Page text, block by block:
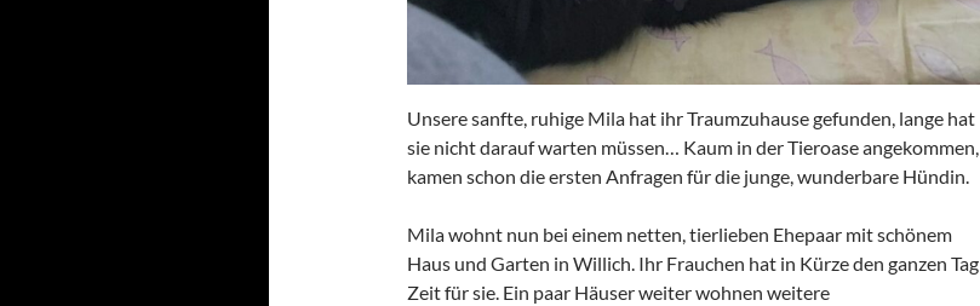
Unsere sanfte, ruhige Mila hat ihr Traumzuhause gefunden, lange hat
sie nicht darauf warten müssen… Kaum in der Tieroase angekommen,
kamen schon die ersten Anfragen für die junge, wunderbare Hündin.
Mila wohnt nun bei einem netten, tierlieben Ehepaar mit schönem
Haus und Garten in Willich. Ihr Frauchen hat in Kürze den ganzen Tag
Zeit für sie. Ein paar Häuser weiter wohnen weitere